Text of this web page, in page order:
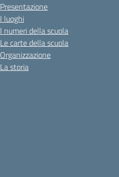
Presentazione
I luoghi
I numeri della scuola
Le carte della scuola
Organizzazione
La storia